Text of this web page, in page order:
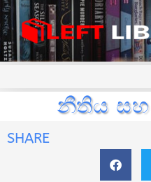
නීතිය සහ
SHARE